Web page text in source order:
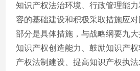
知识产权法治环境、行政管理能
容的基础建设和积极采取措施应
部分是具体措施，与战略纲要九
知识产权创造能力、鼓励知识产
产权法制建设、提高知识产权执